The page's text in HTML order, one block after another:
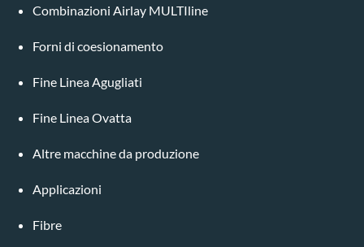
Combinazioni Airlay MULTIline
Forni di coesionamento
Fine Linea Agugliati
Fine Linea Ovatta
Altre macchine da produzione
Applicazioni
Fibre